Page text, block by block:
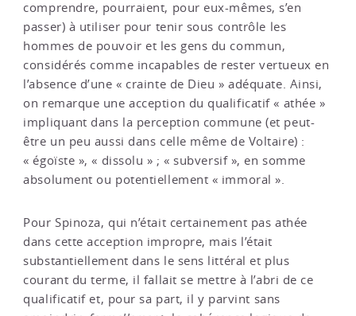
comprendre, pourraient, pour eux-mêmes, s’en
passer) à utiliser pour tenir sous contrôle les
hommes de pouvoir et les gens du commun,
considérés comme incapables de rester vertueux en
l’absence d’une « crainte de Dieu » adéquate. Ainsi,
on remarque une acception du qualificatif « athée »
impliquant dans la perception commune (et peut-
être un peu aussi dans celle même de Voltaire) :
« égoïste », « dissolu » ; « subversif », en somme
absolument ou potentiellement « immoral ».
Pour Spinoza, qui n’était certainement pas athée
dans cette acception impropre, mais l’était
substantiellement dans le sens littéral et plus
courant du terme, il fallait se mettre à l’abri de ce
qualificatif et, pour sa part, il y parvint sans